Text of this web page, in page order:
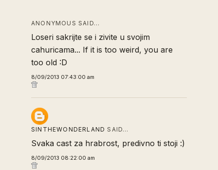
ANONYMOUS SAID…
Loseri sakrijte se i zivite u svojim
cahuricama... If it is too weird, you are
too old :D
8/09/2013 07:43:00 am
SINTHEWONDERLAND SAID…
Svaka cast za hrabrost, predivno ti stoji :)
8/09/2013 08:22:00 am